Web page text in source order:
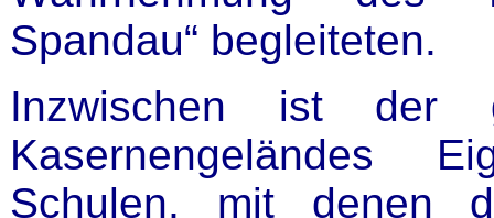
Spandau“ begleiteten.
Inzwischen ist der
Kasernengeländes
Schulen, mit denen